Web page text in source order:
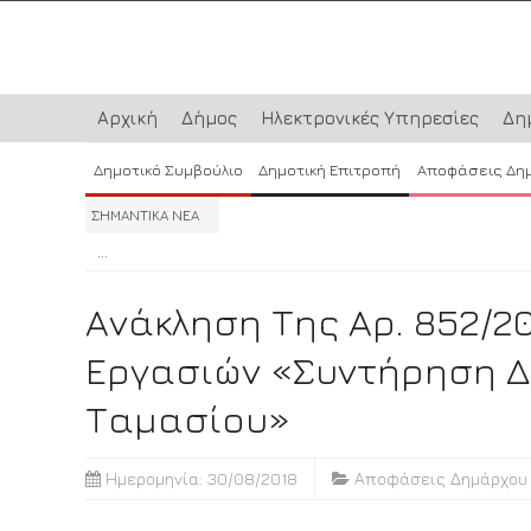
Αρχική Δήμος Ηλεκτρονικές Υπηρεσίες
Δημοτικό Συμβούλιο Δημοτική Επιτροπή Αποφάσεις
ΣΗΜΑΝΤΙΚΑ ΝΕΑ
...
Ανάκληση Της Αρ. 852/
Εργασιών «Συντήρηση
Ταμασίου»
Ημερομηνία: 30/08/2018 Αποφάσεις Δημάρχου